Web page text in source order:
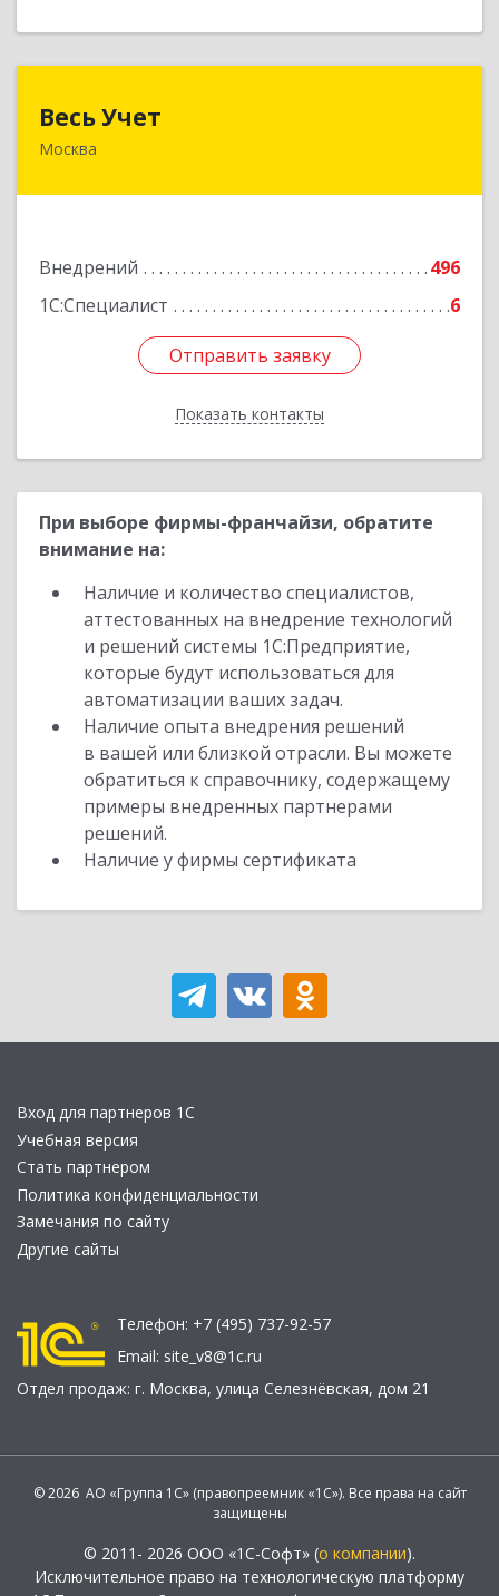
Весь Учет
Москва
Внедрений
496
1С:Специалист
6
Отправить заявку
Показать контакты
109004, Москва г, Николоямская ул, дом № 52,
Отправить заявку
Назад
При выборе фирмы-франчайзи, обратите
внимание на:
Наличие и количество специалистов,
аттестованных на внедрение технологий
и решений системы 1С:Предприятие,
которые будут использоваться для
автоматизации ваших задач.
Наличие опыта внедрения решений
в вашей или близкой отрасли. Вы можете
обратиться к справочнику, содержащему
примеры внедренных партнерами
решений.
Наличие у фирмы сертификата
Вход для партнеров 1С
Учебная версия
Стать партнером
Политика конфиденциальности
Замечания по сайту
Другие сайты
Телефон: +7 (495) 737-92-57
Email: site_v8@1c.ru
Отдел продаж: г. Москва, улица Селезнёвская, дом 21
© 2026 АО «Группа 1С» (правопреемник «1С»). Все права на сайт
защищены
© 2011- 2026 ООО «1С-Софт» (о компании).
Исключительное право на технологическую платформу